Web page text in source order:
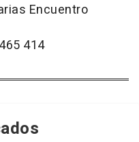
Encuentro
414